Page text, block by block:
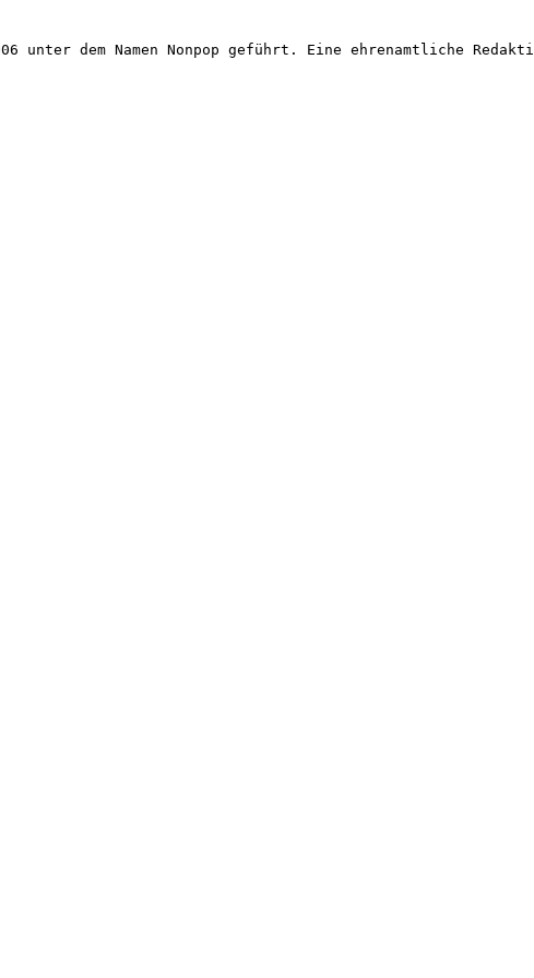
unter dem Namen Nonpop geführt. Eine ehrenamtliche